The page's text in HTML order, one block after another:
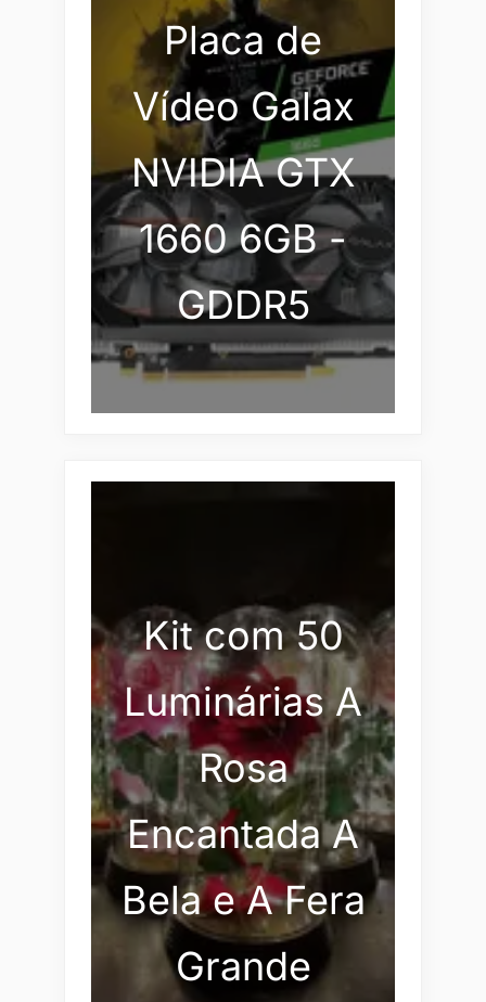
Placa de
Vídeo Galax
NVIDIA GTX
1660 6GB -
GDDR5
Kit com 50
Luminárias A
Rosa
Encantada A
Bela e A Fera
Grande